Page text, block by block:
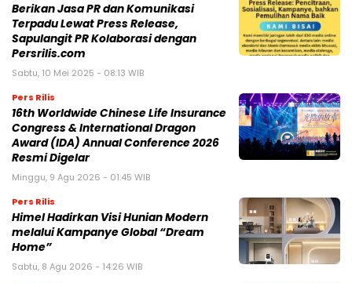
Berikan Jasa PR dan Komunikasi
Terpadu Lewat Press Release,
Sapulangit PR Kolaborasi dengan
Persrilis.com
Sabtu, 10 Mei 2025 - 08:13 WIB
Pers Rilis
16th Worldwide Chinese Life Insurance
Congress & International Dragon
Award (IDA) Annual Conference 2026
Resmi Digelar
Minggu, 9 Agu 2026 - 01:45 WIB
Pers Rilis
Himel Hadirkan Visi Hunian Modern
melalui Kampanye Global “Dream
Home”
Sabtu, 8 Agu 2026 - 14:26 WIB